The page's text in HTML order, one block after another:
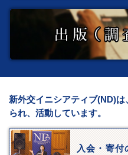
新外交イニシアティブ(ND)
られ、活動しています。
入会・寄付